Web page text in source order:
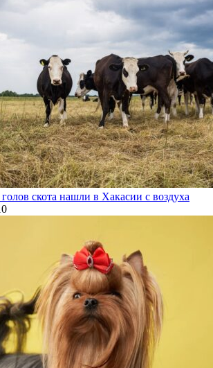
скота нашли в Хакасии с воздуха